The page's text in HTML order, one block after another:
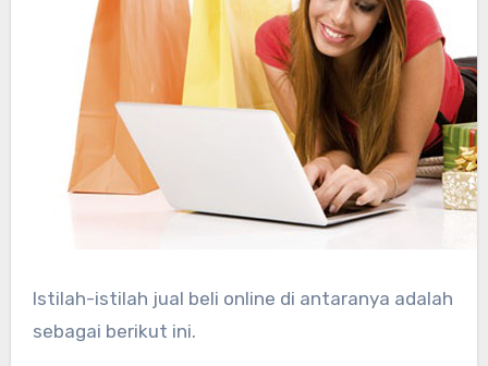
Istilah-istilah jual beli online di antaranya adalah
sebagai berikut ini.